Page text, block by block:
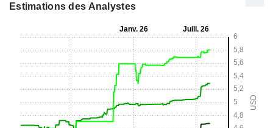
Estimations des Analystes